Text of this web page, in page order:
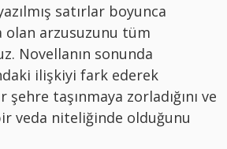
satırlar boyunca
olan arzusuzunu tüm
Novellanın sonunda
ilişkiyi fark ederek
şehre taşınmaya zorladığını ve
veda niteliğinde olduğunu